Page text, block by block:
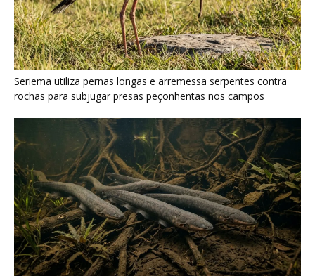
Poraquê sincroniza descargas elétricas em grupo para
amplificar campo elétrico e atordoar cardumes de peixes
maiores na Amazônia